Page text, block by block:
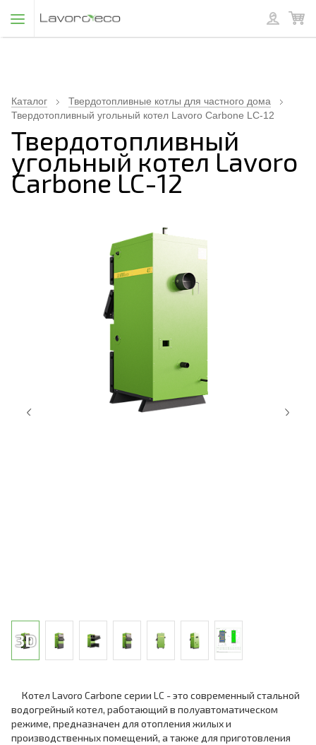
Каталог
Твердотопливные котлы для частного дома
Твердотопливный угольный котел Lavoro Carbone LC-12
Твердотопливный
угольный котел Lavoro
Carbone LC-12
Котел Lavoro Carbone серии LC - это современный стальной
водогрейный котел, работающий в полуавтоматическом
режиме, предназначен для отопления жилых и
производственных помещений, а также для приготовления